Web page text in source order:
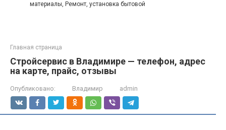
материалы, Ремонт, установка бытовой
Главная страница
Стройсервис в Владимире — телефон, адрес
на карте, прайс, отзывы
Опубликовано: Владимир admin